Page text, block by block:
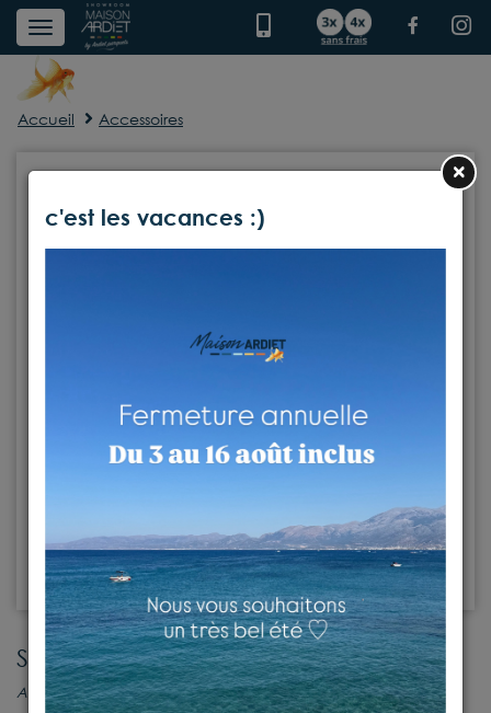
Accueil Accessoires
Spatule pour colle
Accessoires
×
c'est les vacances :)